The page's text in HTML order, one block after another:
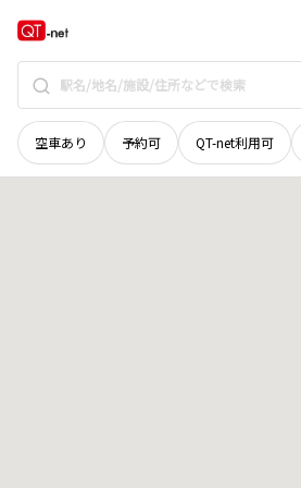
空車あり 予約可 QT-net利用可
鳥取県